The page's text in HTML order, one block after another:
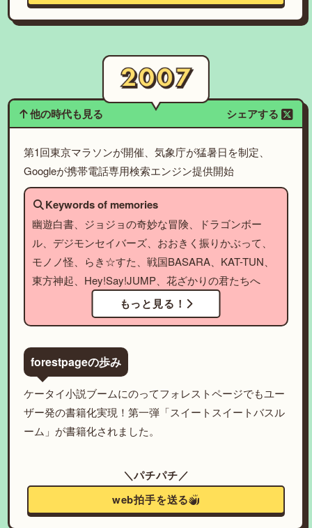
他の時代も見る シェアする
第1回東京マラソンが開催、気象庁が猛暑日を制定、
Googleが携帯電話専用検索エンジン提供開始
Keywords of memories
幽遊白書、ジョジョの奇妙な冒険、ドラゴンボー
ル、デジモンセイバーズ、おおきく振りかぶって、
モノノ怪、らき☆すた、戦国BASARA、KAT-TUN、
東方神起、Hey!Say!JUMP、花ざかりの君たちへ
もっと見る！
forestpageの歩み
ケータイ小説ブームにのってフォレストページでもユー
ザー発の書籍化実現！第一弾「スイートスイートバスル
ーム」が書籍化されました。
＼パチパチ／
web拍手を送る